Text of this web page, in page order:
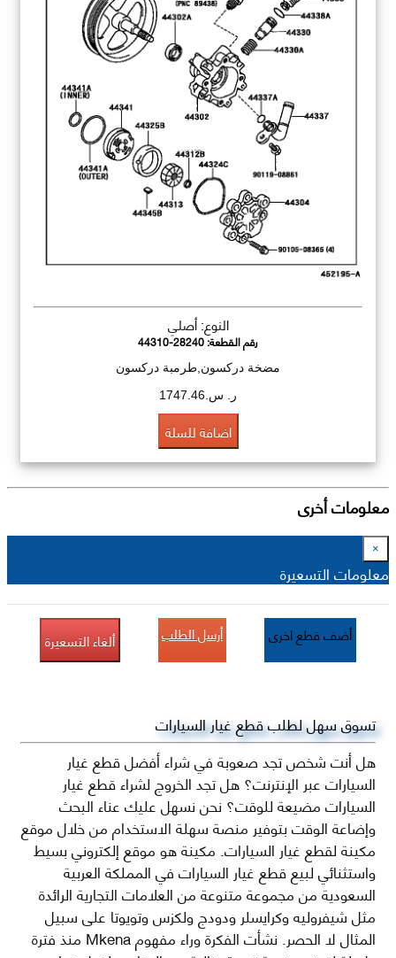
النوع: أصلي
رقم القطعة:44310-28240
مضخة دركسون,طرمبة دركسون
ر. س.1747.46
اضافة للسلة
معلومات أخرى
×
معلومات التسعيرة
أضف قطع اخرى أرسل الطلب ألغاء التسعيرة
تسوق سهل لطلب قطع غيار السيارات
هل أنت شخص تجد صعوبة في شراء أفضل قطع غيار
السيارات عبر الإنترنت؟ هل تجد الخروج لشراء قطع غيار
السيارات مضيعة للوقت؟ نحن نسهل عليك عناء البحث
وإضاعة الوقت بتوفير منصة سهلة الاستخدام من خلال موقع
مكينة لقطع غيار السيارات. مكينة هو موقع إلكتروني بسيط
واستثنائي لبيع قطع غيار السيارات في المملكة العربية
السعودية من مجموعة متنوعة من العلامات التجارية الرائدة
مثل شيفروليه وكرايسلر ودودج ولكزس وتويوتا على سبيل
المثال لا الحصر. نشأت الفكرة وراء مفهوم Mkena منذ فترة